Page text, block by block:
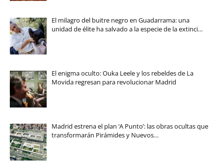
El milagro del buitre negro en Guadarrama: una
unidad de élite ha salvado a la especie de la extinci…
El enigma oculto: Ouka Leele y los rebeldes de La
Movida regresan para revolucionar Madrid
Madrid estrena el plan ‘A Punto’: las obras ocultas que
transformarán Pirámides y Nuevos…